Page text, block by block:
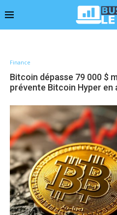
Finance
Bitcoin dépasse 79 000 $
prévente Bitcoin Hyper en